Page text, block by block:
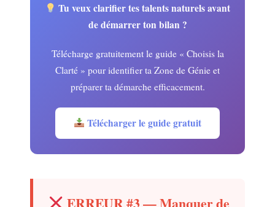
Tu veux clarifier tes talents naturels avant
de démarrer ton bilan ?
Télécharge gratuitement le guide « Choisis la
Clarté » pour identifier ta Zone de Génie et
préparer ta démarche efficacement.
Télécharger le guide gratuit
ERREUR #3 — Manquer de